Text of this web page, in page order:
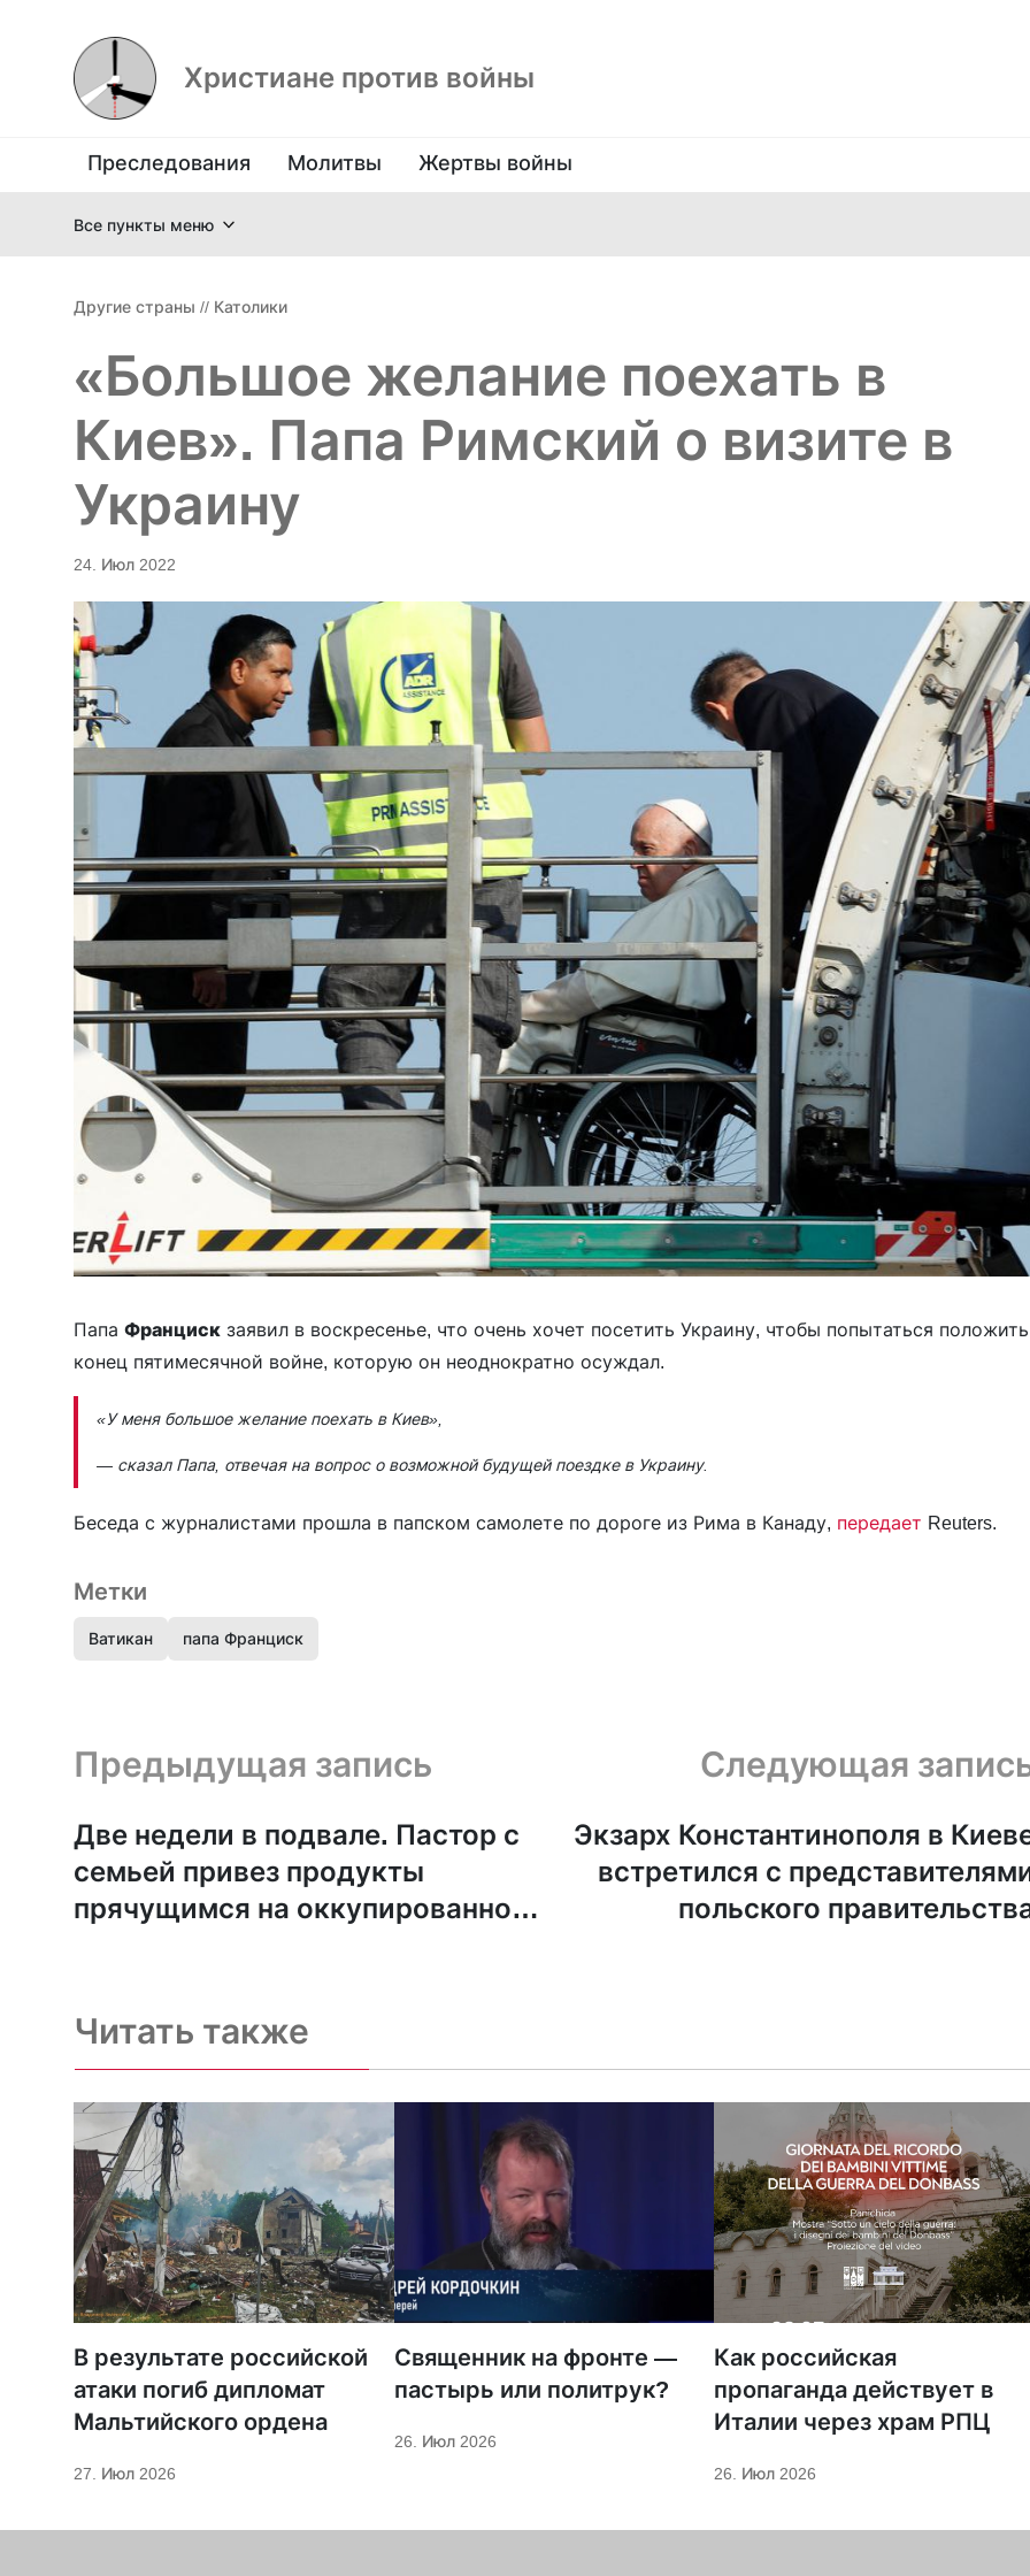
Христиане против войны
Преследования Молитвы Жертвы войны
Все пункты меню
Другие страны // Католики
«Большое желание поехать в
Киев». Папа Римский о визите в
Украину
24. Июл 2022
Папа Франциск заявил в воскресенье, что очень хочет посетить Украину, чтобы попытаться положить
конец пятимесячной войне, которую он неоднократно осуждал.
«У меня большое желание поехать в Киев»
— сказал Папа, отвечая на вопрос о возможной будущей поездке в Украину.
Беседа с журналистами прошла в папском самолете по дороге из Рима в Канаду, передает Reuters.
Метки
Ватикан папа Франциск
Предыдущая запись и следующая запись
Предыдущая запись
Две недели в подвале. Пастор с
семьей привез продукты
прячущимся на оккупированной
Следующая
Экзарх Константинополя в
встретился с
польского
Читать также
В результате российской
атаки погиб дипломат
Мальтийского ордена
27. Июл 2026
Священник на фронте —
пастырь или политрук?
26. Июл 2026
Как российская
пропаганда действует в
Италии через храм РПЦ
26. Июл 2026